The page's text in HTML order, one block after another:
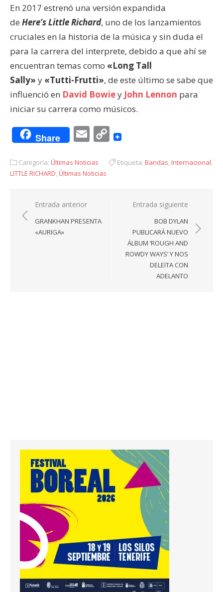
En 2017 estrenó una versión expandida
de Here’sLittleRichard, uno de los lanzamientos
cruciales en la historia de la música y sin duda el
para la carrera del interprete, debido a que ahí se
encuentran temas como «Long Tall
Sally» y «Tutti-Frutti», de este último se sabe que
influenció en David Bowiey John Lennon para
iniciar su carrera como músicos.
Share EmailCopy
Categoría: Últimas Noticias Etiqueta: Bandas,Internacional,
LITTLE RICHARD,Últimas Noticias
Navegación
de
entradas
Entrada anterior
GRANKHAN PRESENTA
«AURIGA»
Entrada siguiente
BOB DYLAN
PUBLICARÁ NUEVO
ÁLBUM ‘ROUGH AND
ROWDY WAYS’ Y NOS
DELEITA CON
ADELANTO